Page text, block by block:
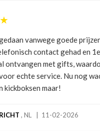
vanwege goede
contact gehad en
ontvangen met gifts,
echte service. Nu nog
kickboksen maar!
, NL | 11-02-2026